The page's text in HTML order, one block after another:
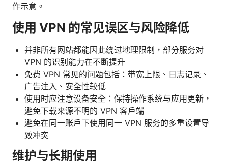
作示意。
使用 VPN 的常见误区与风险降低
并非所有网站都能因此绕过地理限制，部分服务对
VPN 的识别能力在不断提升
免费 VPN 常见的问题包括：带宽上限、日志记录、
广告注入、安全性较低
使用时应注意设备安全：保持操作系统与应用更新，
避免下载来源不明的 VPN 客户端
避免在同一账户下使用同一 VPN 服务的多重设置导
致冲突
维护与长期使用